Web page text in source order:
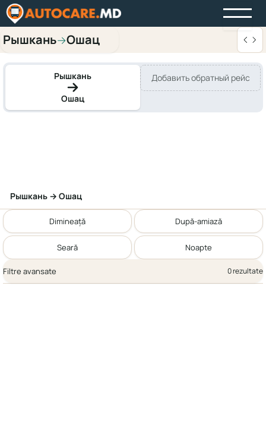
Рышкань→Ошац
Рышкань
Ошац
Добавить обратный рейс
Рышкань → Ошац
Dimineață După-amiază
Seară Noapte
Filtre avansate 0 rezultate